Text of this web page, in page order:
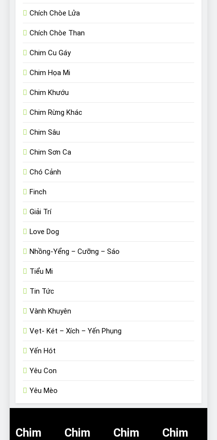
Chích Chòe Lửa
Chích Chòe Than
Chim Cu Gáy
Chim Họa Mi
Chim Khướu
Chim Rừng Khác
Chim Sâu
Chim Sơn Ca
Chó Cảnh
Finch
Giải Trí
Love Dog
Nhồng-Yểng – Cưỡng – Sáo
Tiểu Mi
Tin Tức
Vành Khuyên
Vẹt- Két – Xích – Yến Phụng
Yến Hót
Yêu Con
Yêu Mèo
Chim
Chim
Chim
Chim